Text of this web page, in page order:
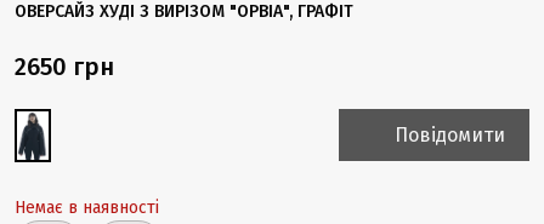
ОВЕРСАЙЗ ХУДІ З ВИРІЗОМ "ОРВІА", ГРАФІТ
2650 грн
Повідомити
Немає в наявності